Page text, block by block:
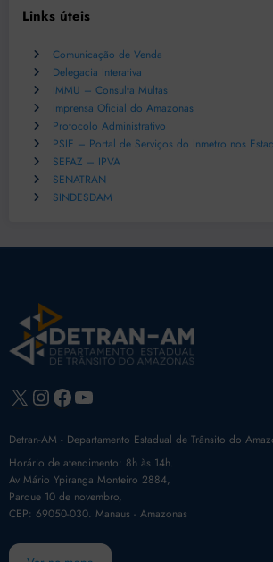
Links úteis
Comunicação de Venda
Delegacia Interativa
IMMU – Consulta Multas
Imprensa Oficial do Amazonas
Protocolo Administrativo
PSIE – Portal de Serviços do Inmetro nos
SEFAZ – IPVA
SENATRAN
SINDESDAM
X Instagram
Facebook
Youtube
Detran-AM - Departamento Estadual de Trânsito do
Horário de atendimento: 8h às 14h.
Av Mário Ypiranga Monteiro 2884,
Parque 10 de novembro,
CEP: 69050-030. Manaus - Amazonas